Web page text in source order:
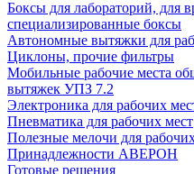
Боксы для лабораторий, для
специализированные боксы
Автономные вытяжки для
Циклоны, прочие фильтры
Мобильные рабочие места
вытяжек УПЗ 7.2
Электроника для рабочих
Пневматика для рабочих мест
Полезные мелочи для
Принадлежности АВЕРОН
Готовые решения